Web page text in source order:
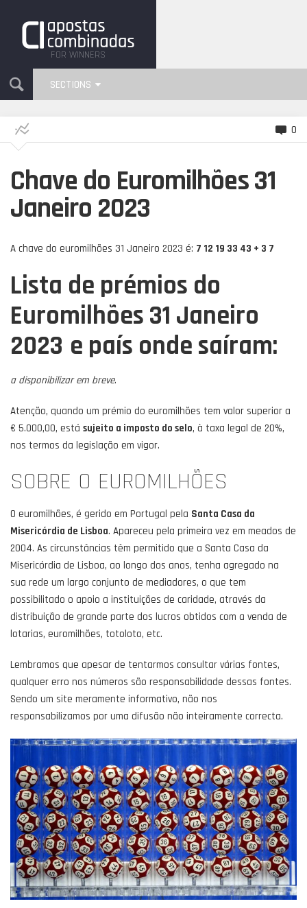
FOR WINNERS
SECTIONS
0
Chave do Euromilhões 31
Janeiro 2023
A chave do euromilhões 31 Janeiro 2023 é: 7 12 19 33 43 + 3 7
Lista de prémios do
Euromilhões 31 Janeiro
2023 e país onde saíram:
a disponibilizar em breve.
Atenção, quando um prémio do euromilhões tem valor superior a
€ 5.000,00, está sujeito a imposto do selo, à taxa legal de 20%,
nos termos da legislação em vigor.
SOBRE O EUROMILHÕES
O euromilhões, é gerido em Portugal pela Santa Casa da
Misericórdia de Lisboa. Apareceu pela primeira vez em meados de
2004. As circunstâncias têm permitido que a Santa Casa da
Misericórdia de Lisboa, ao longo dos anos, tenha agregado na
sua rede um largo conjunto de mediadores, o que tem
possibilitado o apoio a instituições de caridade, através da
distribuição de grande parte dos lucros obtidos com a venda de
lotarias, euromilhões, totoloto, etc.
Lembramos que apesar de tentarmos consultar várias fontes,
qualquer erro nos números são responsabilidade dessas fontes.
Sendo um site meramente informativo, não nos
responsabilizamos por uma difusão não inteiramente correcta.